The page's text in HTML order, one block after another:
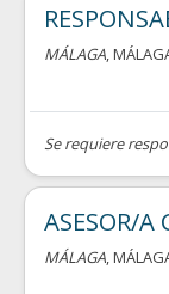
MÁLAGA,
Se requiere
ASESOR/A
MÁLAGA,